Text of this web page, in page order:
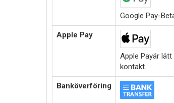
Google Pay-
Apple Pay
Apple Payär
kontakt.
Banköverföring